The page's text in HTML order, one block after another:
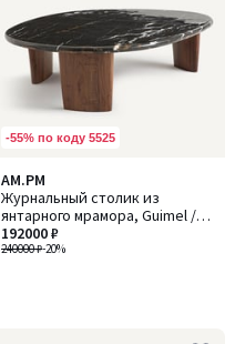
-55% по коду 5525
AM.PM
Журнальный столик из
янтарного мрамора, Guimel /
Гимел
240000 ₽-20%
192000 ₽